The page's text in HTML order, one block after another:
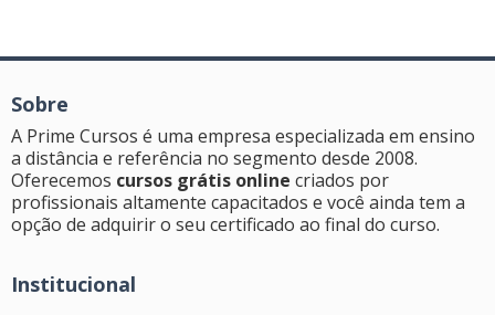
Sobre
A Prime Cursos é uma empresa especializada em ensino
a distância e referência no segmento desde 2008.
Oferecemos cursos grátis online criados por
profissionais altamente capacitados e você ainda tem a
opção de adquirir o seu certificado ao final do curso.
Institucional